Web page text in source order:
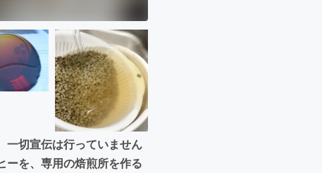
一切宣伝は行っていません
ーを、専用の焙煎所を作る